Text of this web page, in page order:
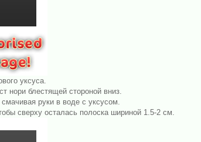
уксуса.
нори блестящей стороной вниз.
руки в воде с уксусом.
сверху осталась полоска шириной 1.5-2 см.